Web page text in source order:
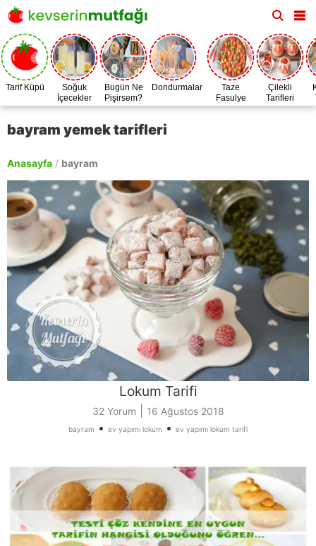
Tarif Küpü
Soğuk
İçecekler
Bugün Ne
Pişirsem?
Dondurmalar
Taze
Fasulye
Zamanı
Çilekli
Tarifleri
bayram yemek tarifleri
Anasayfa / bayram
Lokum Tarifi
32 Yorum 16 Ağustos 2018
bayram • ev yapımı lokum • ev yapımı lokum tarifi